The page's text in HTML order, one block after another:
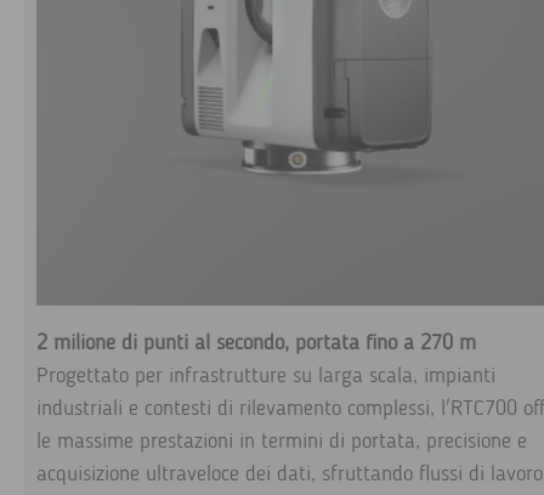
2 milione di punti al secondo, portata fino a 270 m
Progettato per infrastrutture su larga scala, impianti
industriali e contesti di rilevamento complessi, l'RTC700
le massime prestazioni in termini di portata, precisione e
acquisizione ultraveloce dei dati, sfruttando flussi di lavoro